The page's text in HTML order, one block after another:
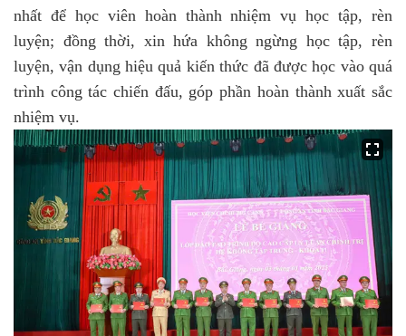
nhất để học viên hoàn thành nhiệm vụ học tập, rèn
luyện; đồng thời, xin hứa không ngừng học tập, rèn
luyện, vận dụng hiệu quả kiến thức đã được học vào quá
trình công tác chiến đấu, góp phần hoàn thành xuất sắc
nhiệm vụ.